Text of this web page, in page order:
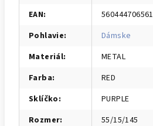
EAN:
Pohlavie:
Dámske
Materiál:
METAL
Farba:
RED
Sklíčko:
PURPLE
Rozmer:
55/15/145